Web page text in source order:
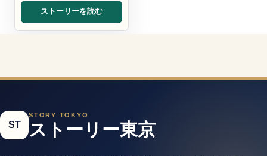
ストーリーを読む
ST
STORY TOKYO
ストーリー東京